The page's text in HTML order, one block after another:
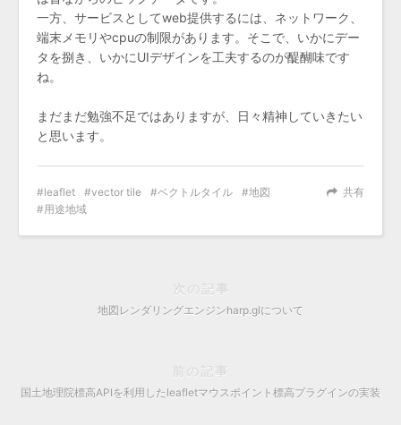
一方、サービスとしてweb提供するには、ネットワーク、
端末メモリやcpuの制限があります。そこで、いかにデー
タを捌き、いかにUIデザインを工夫するのが醍醐味です
ね。
まだまだ勉強不足ではありますが、日々精神していきたい
と思います。
共有
leaflet vector tile ベクトルタイル
地図
用途地域
次の記事
地図レンダリングエンジンharp.glについて
前の記事
国土地理院標高APIを利用したleafletマウスポイント標高プラグインの実装